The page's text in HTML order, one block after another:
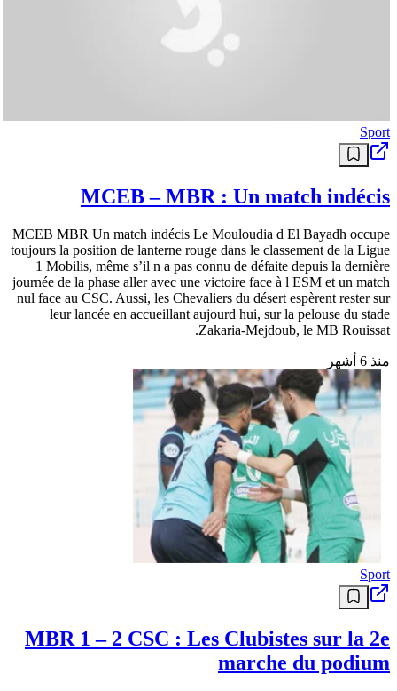
Sport
MCEB – MBR : Un match indécis
MCEB MBR Un match indécis Le Mouloudia d El Bayadh occupe
toujours la position de lanterne rouge dans le classement de la Ligue
1 Mobilis, même s’il n a pas connu de défaite depuis la dernière
journée de la phase aller avec une victoire face à l ESM et un match
nul face au CSC. Aussi, les Chevaliers du désert espèrent rester sur
leur lancée en accueillant aujourd hui, sur la pelouse du stade
Zakaria-Mejdoub, le MB Rouissat.
منذ 6 أشهر
Sport
MBR 1 – 2 CSC : Les Clubistes sur la 2e
marche du podium